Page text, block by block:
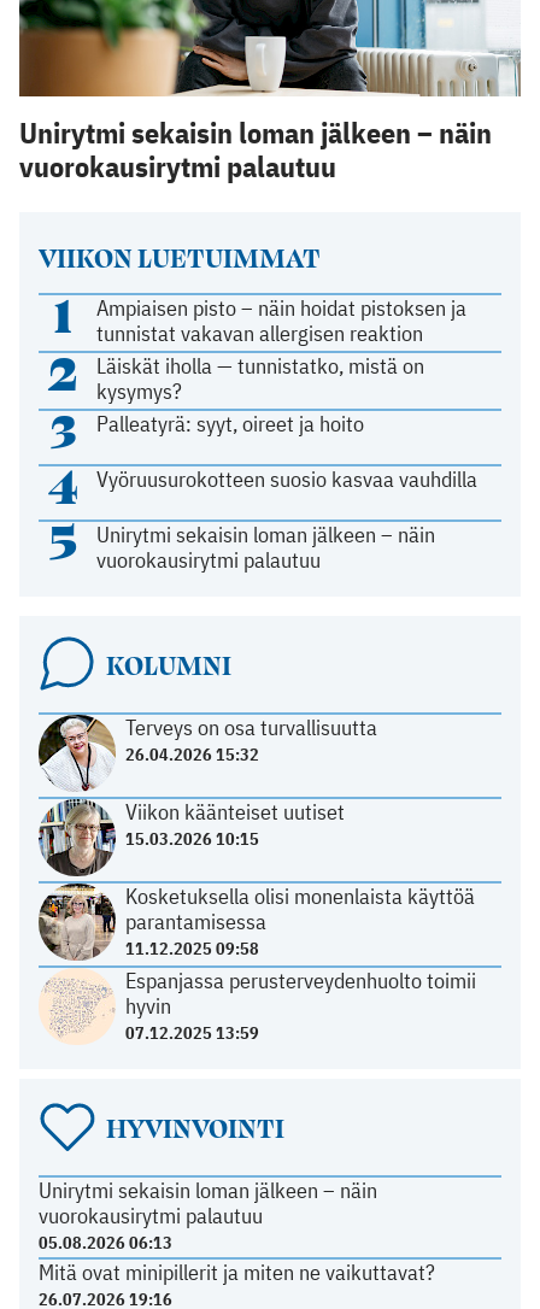
VIIKON LUETUIMMAT
1
Ampiaisen pisto – näin hoidat pistoksen ja
tunnistat vakavan allergisen reaktion
2
Läiskät iholla — tunnistatko, mistä on
kysymys?
3 Palleatyrä: syyt, oireet ja hoito
4 Vyöruusurokotteen suosio kasvaa vauhdilla
5
Unirytmi sekaisin loman jälkeen – näin
vuorokausirytmi palautuu
KOLUMNI
Terveys on osa turvallisuutta
26.04.2026 15:32
Viikon käänteiset uutiset
15.03.2026 10:15
Kosketuksella olisi monenlaista käyttöä
parantamisessa
11.12.2025 09:58
Espanjassa perusterveydenhuolto toimii
hyvin
07.12.2025 13:59
HYVINVOINTI
Unirytmi sekaisin loman jälkeen – näin
vuorokausirytmi palautuu
05.08.2026 06:13
Mitä ovat minipillerit ja miten ne vaikuttavat?
26.07.2026 19:16
Unirytmi sekaisin loman jälkeen – näin
vuorokausirytmi palautuu